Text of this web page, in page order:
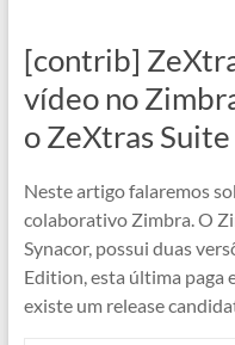
[contrib]
vídeo no
o ZeXtras Suite
Neste artigo falaremos
colaborativo Zimbra. O
Synacor, possui duas
Edition, esta última paga
existe um release